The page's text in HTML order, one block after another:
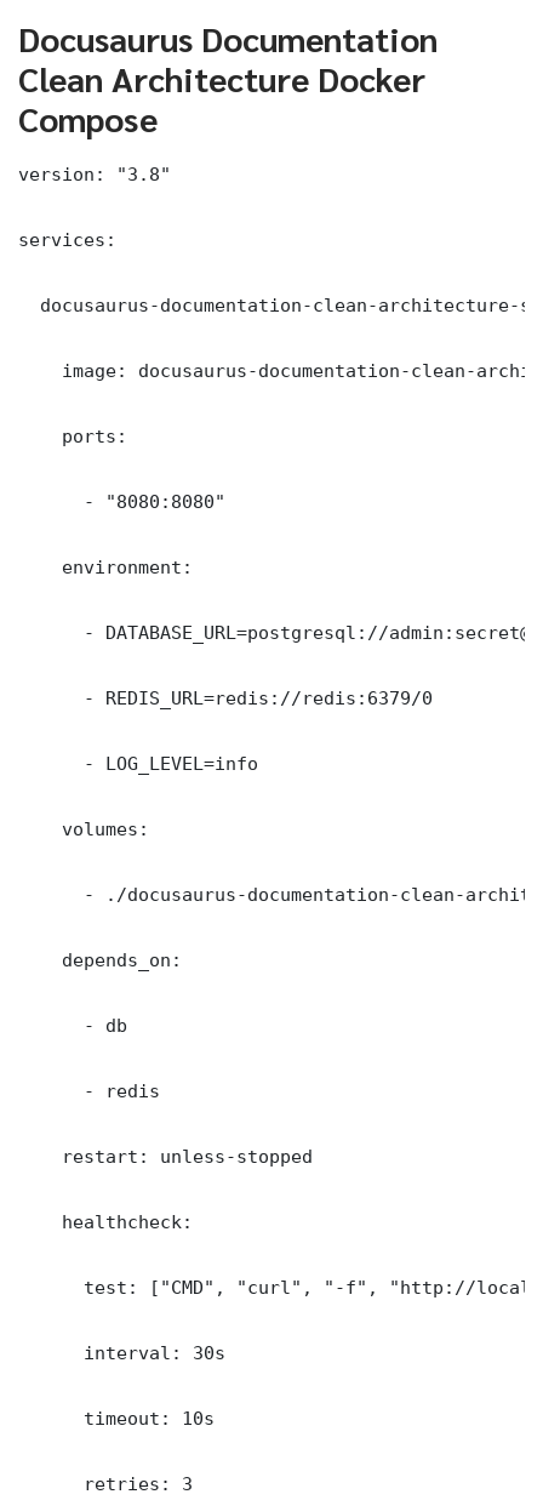
Docusaurus Documentation
Clean Architecture Docker
Compose
version: "3.8"
services:
docusaurus-documentation-clean-architecture-
image: docusaurus-documentation-clean-
    ports:
      - "8080:8080"
    environment:
- DATABASE_URL=postgresql://
      - REDIS_URL=redis://redis:6379/0
      - LOG_LEVEL=info
    volumes:
- ./docusaurus-documentation-clean-
    depends_on:
      - db
      - redis
    restart: unless-stopped
    healthcheck:
test: ["CMD", "curl", "-f", "http://
      interval: 30s
      timeout: 10s
      retries: 3